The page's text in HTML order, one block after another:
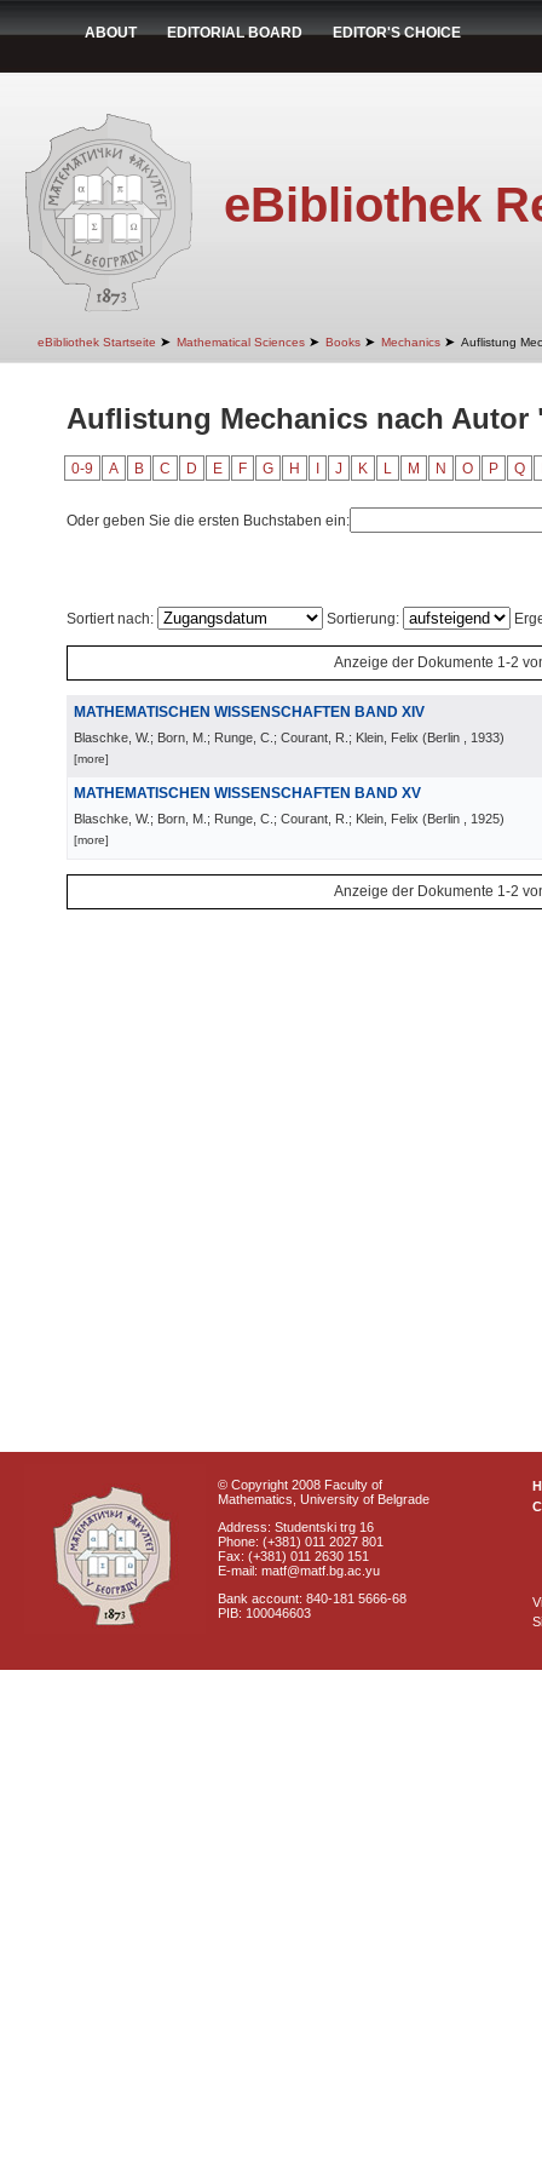
ABOUT EDITORIAL BOARD EDITOR'S CHOICE
eBibliothek
eBibliothek Startseite ➤ Mathematical Sciences ➤ Books ➤ Mechanics ➤ Auflistung
Auflistung Mechanics nach Autor
0-9 A B C D E F G H J K L M N O P Q
Oder geben Sie die ersten Buchstaben ein:
Sortiert nach: Sortierung:
Anzeige der Dokumente 1-2
MATHEMATISCHEN WISSENSCHAFTEN BAND XIV
Blaschke, W.; Born, M.; Runge, C.; Courant, R.; Klein, Felix (Berlin , 1933)
[more]
MATHEMATISCHEN WISSENSCHAFTEN BAND XV
Blaschke, W.; Born, M.; Runge, C.; Courant, R.; Klein, Felix (Berlin , 1925)
[more]
Anzeige der Dokumente 1-2
© Copyright 2008 Faculty of
Mathematics, University of Belgrade
Address: Studentski trg 16
Phone: (+381) 011 2027 801
Fax: (+381) 011 2630 151
E-mail: matf@matf.bg.ac.yu
Bank account: 840-181 5666-68
PIB: 100046603